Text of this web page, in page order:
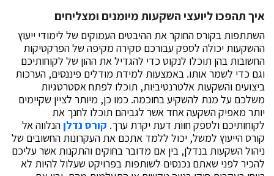
איך תהפכו ליועצי השקעות מיומנים ומצליחים
השתתפות בקורס החוקר את ההיבטים העמוקים של לימודי ייעוץ
ההשקעות יכולה לספק עבורכם סקירה מקיפה של הפרקטיקות
החשובות בהן תוכלו לנקוט כדי להגדיל את ההון של לקוחותיכם
וגם כדי לשמר אותו. באמצעות למידת מודלים פיננסים, הערכות
ביצועים והשקעות אלטרנטיביות, תוכלו לפתח אסטרטגיות
משלכם על מנת להשקיע בחוכמה. כמו כן, מיותר לציין שקיימים
יותר מאפיק השקעה אחד אשר לגביהם תוכלו לחנך את
לקוחותיכם ולספק חוות דעת יקרת ערך. קורס נדלןהנלווה אל
קורס הייעוץ למשל, יכול ללמד אתכם את העקרונות החשובים של
ניהול השקעות בנדלן, בין אם מדובר בחוקים והתקנות אשר עליכם
להכיר לפני שאתם נכנסים לשותפות בפרויקט שעלול להיות לא